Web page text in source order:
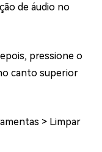
de áudio no
pressione o
canto superior
> Limpar